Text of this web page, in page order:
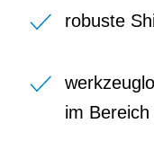
robuste
im